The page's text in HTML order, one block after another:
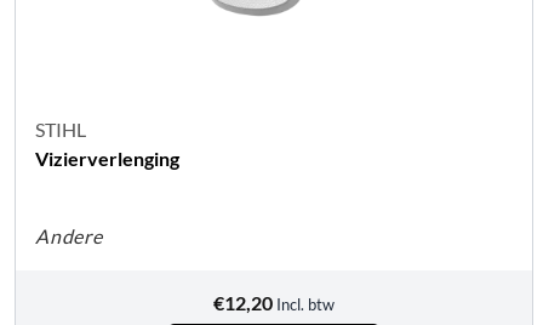
STIHL
Vizierverlenging
Andere
€12,20 Incl. btw